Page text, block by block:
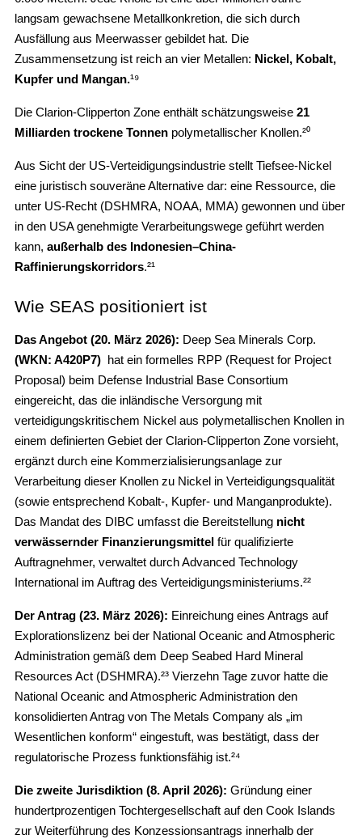
langsam gewachsene Metallkonkretion, die sich durch
Ausfällung aus Meerwasser gebildet hat. Die
Zusammensetzung ist reich an vier Metallen: Nickel, Kobalt,
Kupfer und Mangan.¹⁹
Die Clarion-Clipperton Zone enthält schätzungsweise 21
Milliarden trockene Tonnen polymetallischer Knollen.²⁰
Aus Sicht der US-Verteidigungsindustrie stellt Tiefsee-Nickel
eine juristisch souveräne Alternative dar: eine Ressource, die
unter US-Recht (DSHMRA, NOAA, MMA) gewonnen und über
in den USA genehmigte Verarbeitungswege geführt werden
kann, außerhalb des Indonesien–China-
Raffinierungskorridors.²¹
Wie SEAS positioniert ist
Das Angebot (20. März 2026): Deep Sea Minerals Corp.
(WKN: A420P7)
hat ein formelles RPP (Request for Project
Proposal) beim Defense Industrial Base Consortium
eingereicht, das die inländische Versorgung mit
verteidigungskritischem Nickel aus polymetallischen Knollen in
einem definierten Gebiet der Clarion-Clipperton Zone vorsieht,
ergänzt durch eine Kommerzialisierungsanlage zur
Verarbeitung dieser Knollen zu Nickel in Verteidigungsqualität
(sowie entsprechend Kobalt-, Kupfer- und Manganprodukte).
Das Mandat des DIBC umfasst die Bereitstellung nicht
verwässernder Finanzierungsmittel für qualifizierte
Auftragnehmer, verwaltet durch Advanced Technology
International im Auftrag des Verteidigungsministeriums.²²
Der Antrag (23. März 2026): Einreichung eines Antrags auf
Explorationslizenz bei der National Oceanic and Atmospheric
Administration gemäß dem Deep Seabed Hard Mineral
Resources Act (DSHMRA).²³ Vierzehn Tage zuvor hatte die
National Oceanic and Atmospheric Administration den
konsolidierten Antrag von The Metals Company als „im
Wesentlichen konform“ eingestuft, was bestätigt, dass der
regulatorische Prozess funktionsfähig ist.²⁴
Die zweite Jurisdiktion (8. April 2026): Gründung einer
hundertprozentigen Tochtergesellschaft auf den Cook Islands
zur Weiterführung des Konzessionsantrags innerhalb der